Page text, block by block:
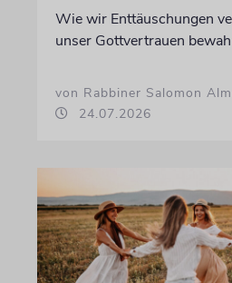
Wie wir Enttäuschungen
unser Gottvertrauen
von Rabbiner Salomon
24.07.2026